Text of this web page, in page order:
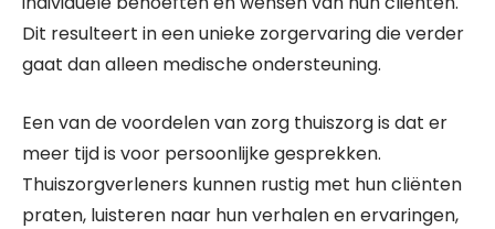
Dit resulteert in een unieke zorgervaring die verder
gaat dan alleen medische ondersteuning.
Een van de voordelen van zorg thuiszorg is dat er
meer tijd is voor persoonlijke gesprekken.
Thuiszorgverleners kunnen rustig met hun cliënten
praten, luisteren naar hun verhalen en ervaringen,